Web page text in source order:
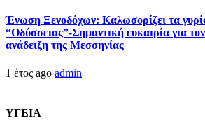
Ένωση Ξενοδόχων: Καλωσορίζει τα
“Οδύσσειας”-Σημαντική ευκαιρία για
ανάδειξη της Μεσσηνίας
1 έτος ago admin
ΥΓΕΙΑ